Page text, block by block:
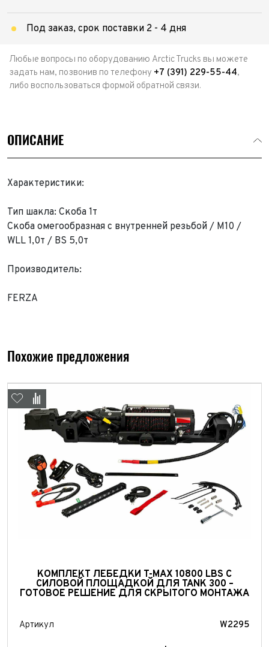
Под заказ, срок поставки 2 - 4 дня
Любые вопросы по оборудованию Arctic Trucks вы можете
задать нам, позвонив по телефону +7 (391) 229-55-44,
либо воспользоваться формой обратной связи.
ОПИСАНИЕ
Характеристики:
Тип шакла: Скоба 1т
Скоба омегообразная с внутренней резьбой / M10 /
WLL 1,0т / BS 5,0т
Производитель:
FERZA
Похожие предложения
КОМПЛЕКТ ЛЕБЕДКИ T-MAX 10800 LBS С
СИЛОВОЙ ПЛОЩАДКОЙ ДЛЯ TANK 300 –
ГОТОВОЕ РЕШЕНИЕ ДЛЯ СКРЫТОГО МОНТАЖА
Артикул W2295
Обратная связь
Выкуп авто
ФИО* Заявка на оценку